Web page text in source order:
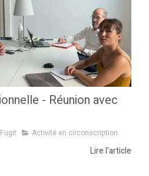
- Réunion avec
Activité en circonscription
Lire l'article